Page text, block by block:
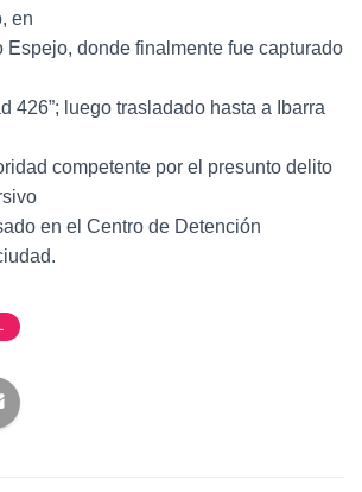
en
Espejo, donde finalmente fue capturado
426”; luego trasladado hasta a Ibarra
competente por el presunto delito
en el Centro de Detención